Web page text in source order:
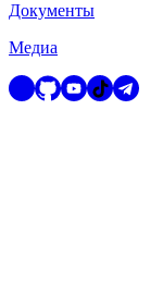
Документы
Медиа